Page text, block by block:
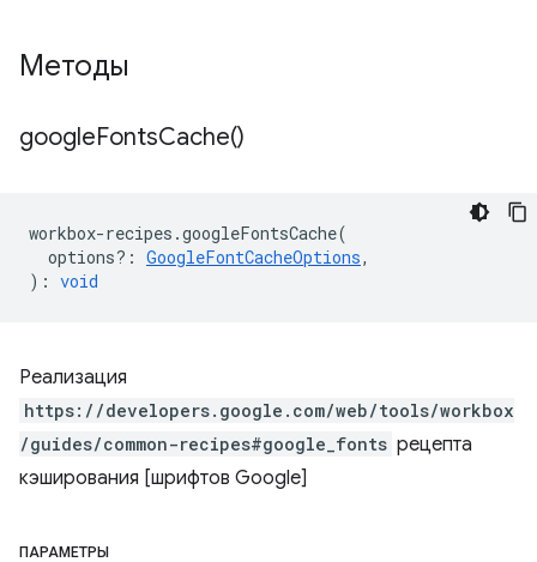
Методы
googleFontsCache()
workbox-recipes .googleFontsCache(
options? : GoogleFontCacheOptions,
) : void
Реализация
https://developers.google.com/web/tools/workbox
/guides/common-recipes#google_fonts рецепта
кэширования [шрифтов Google]
ПАРАМЕТРЫ